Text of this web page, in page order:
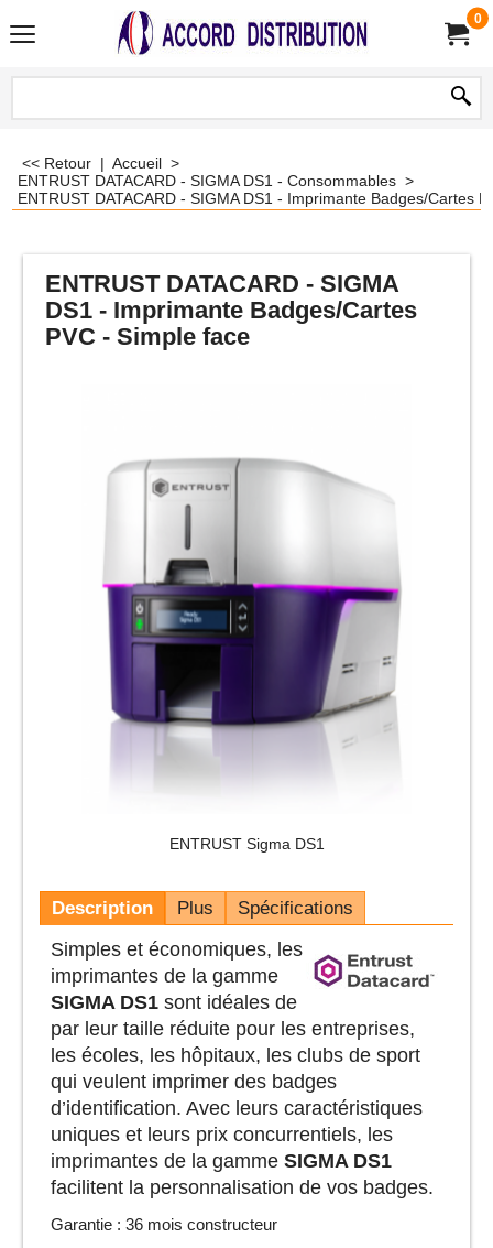
0
<< Retour | Accueil >
ENTRUST DATACARD - SIGMA DS1 - Consommables >
ENTRUST DATACARD - SIGMA DS1 - Imprimante Badges/Cartes
ENTRUST DATACARD - SIGMA
DS1 - Imprimante Badges/Cartes
PVC - Simple face
ENTRUST Sigma DS1
Description Plus Spécifications
Simples et économiques, les
imprimantes de la gamme
SIGMADS1 sont idéales de
par leur taille réduite pour les entreprises,
les écoles, les hôpitaux, les clubs de sport
qui veulent imprimer des badges
d’identification. Avec leurs caractéristiques
uniques et leurs prix concurrentiels, les
imprimantes de la gamme SIGMA DS1
facilitent la personnalisation de vos badges.
Garantie : 36 mois constructeur